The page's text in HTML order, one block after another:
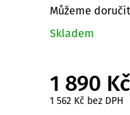
Můžeme
Skladem
1 890 Kč
1 562 Kč bez DPH